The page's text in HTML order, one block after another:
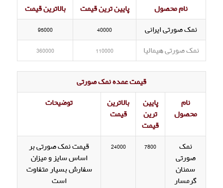
نام محصول
پایین ترین قیمت
بالاترین قیمت
نمک صورتی ایرانی
40000
95000
نمک صورتی هیمالیا
110000
360000
قیمت عمده نمک صورتی
نام
محصول
پایین
ترین
قیمت
بالاترین
قیمت
توضیحات
نمک
صورتی
سمنان
گرمسار
7800
24000
قیمت نمک صورتی بر
اساس سایز و میزان
سفارش بسیار متفاوت
است